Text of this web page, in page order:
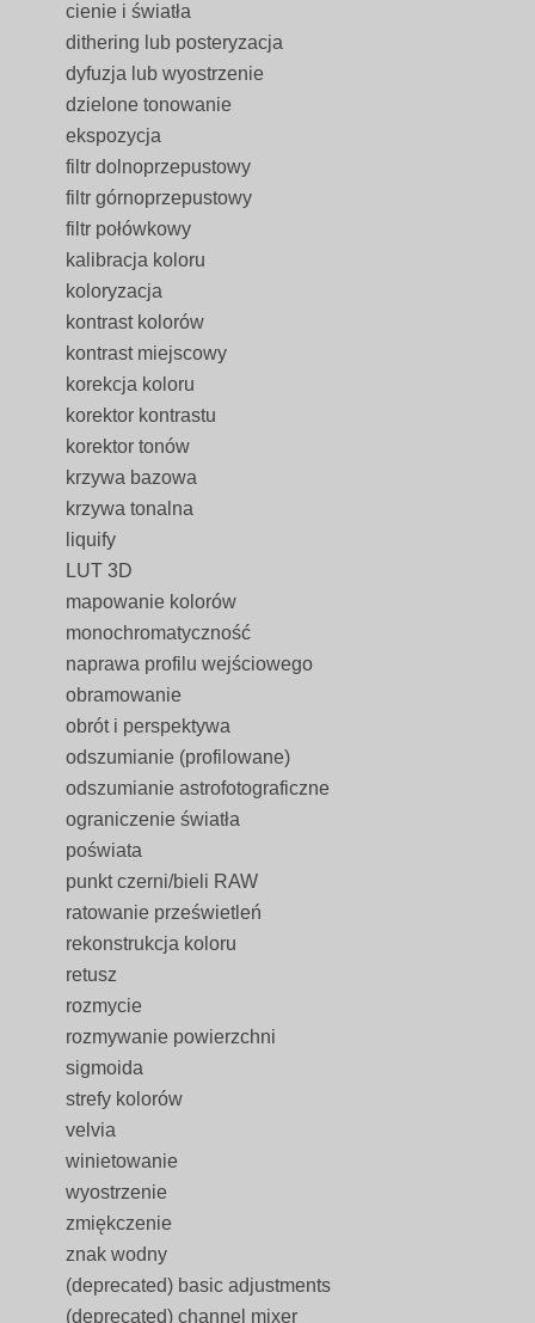
cienie i światła
dithering lub posteryzacja
dyfuzja lub wyostrzenie
dzielone tonowanie
ekspozycja
filtr dolnoprzepustowy
filtr górnoprzepustowy
filtr połówkowy
kalibracja koloru
koloryzacja
kontrast kolorów
kontrast miejscowy
korekcja koloru
korektor kontrastu
korektor tonów
krzywa bazowa
krzywa tonalna
liquify
LUT 3D
mapowanie kolorów
monochromatyczność
naprawa profilu wejściowego
obramowanie
obrót i perspektywa
odszumianie (profilowane)
odszumianie astrofotograficzne
ograniczenie światła
poświata
punkt czerni/bieli RAW
ratowanie prześwietleń
rekonstrukcja koloru
retusz
rozmycie
rozmywanie powierzchni
sigmoida
strefy kolorów
velvia
winietowanie
wyostrzenie
zmiękczenie
znak wodny
(deprecated) basic adjustments
(deprecated) channel mixer